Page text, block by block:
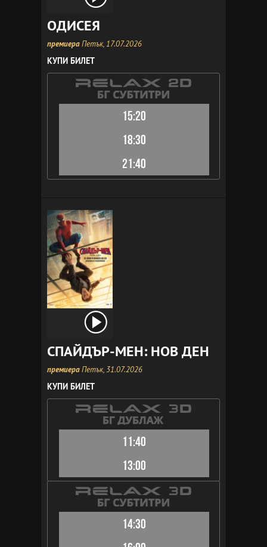
ОДИСЕЯ
премиераПетък, 17.07.2026
КУПИ БИЛЕТ
15:20
18:30
21:40
СПАЙДЪР-МЕН: НОВ ДЕН
премиераПетък, 31.07.2026
КУПИ БИЛЕТ
11:40
13:00
14:30